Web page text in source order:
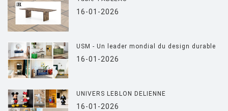
16-01-2026
USM - Un leader mondial du design durable
16-01-2026
UNIVERS LEBLON DELIENNE
16-01-2026